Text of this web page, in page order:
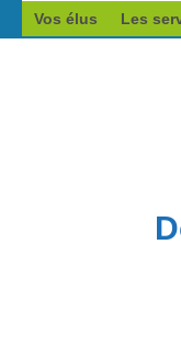
Vos élus Les